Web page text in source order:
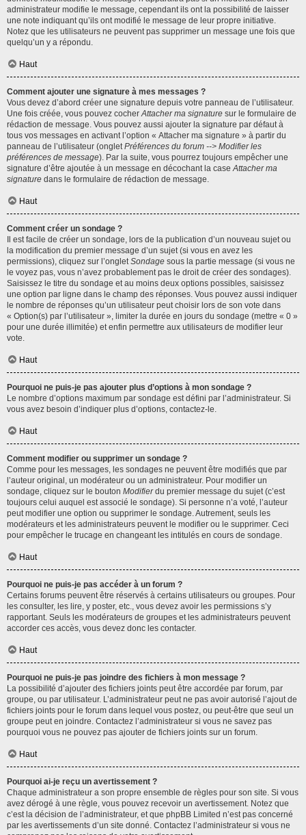
administrateur modifie le message, cependant ils ont la possibilité de laisser
une note indiquant qu’ils ont modifié le message de leur propre initiative.
Notez que les utilisateurs ne peuvent pas supprimer un message une fois que
quelqu’un y a répondu.
Haut
Comment ajouter une signature à mes messages ?
Vous devez d’abord créer une signature depuis votre panneau de l’utilisateur.
Une fois créée, vous pouvez cocherAttacher ma signature sur le formulaire de
rédaction de message. Vous pouvez aussi ajouter la signature par défaut à
tous vos messages en activant l’option « Attacher ma signature » à partir du
panneau de l’utilisateur (ongletPréférences du forum --> Modifier les
préférences de message). Par la suite, vous pourrez toujours empêcher une
signature d’être ajoutée à un message en décochant la caseAttacher ma
signature dans le formulaire de rédaction de message.
Haut
Comment créer un sondage ?
Il est facile de créer un sondage, lors de la publication d’un nouveau sujet ou
la modification du premier message d’un sujet (si vous en avez les
permissions), cliquez sur l’ongletSondage sous la partie message (si vous ne
le voyez pas, vous n’avez probablement pas le droit de créer des sondages).
Saisissez le titre du sondage et au moins deux options possibles, saisissez
une option par ligne dans le champ des réponses. Vous pouvez aussi indiquer
le nombre de réponses qu’un utilisateur peut choisir lors de son vote dans
« Option(s) par l’utilisateur », limiter la durée en jours du sondage (mettre « 0 »
pour une durée illimitée) et enfin permettre aux utilisateurs de modifier leur
vote.
Haut
Pourquoi ne puis-je pas ajouter plus d’options à mon sondage ?
Le nombre d’options maximum par sondage est défini par l’administrateur. Si
vous avez besoin d’indiquer plus d’options, contactez-le.
Haut
Comment modifier ou supprimer un sondage ?
Comme pour les messages, les sondages ne peuvent être modifiés que par
l’auteur original, un modérateur ou un administrateur. Pour modifier un
sondage, cliquez sur le bouton Modifierdu premier message du sujet (c’est
toujours celui auquel est associé le sondage). Si personne n’a voté, l’auteur
peut modifier une option ou supprimer le sondage. Autrement, seuls les
modérateurs et les administrateurs peuvent le modifier ou le supprimer. Ceci
pour empêcher le trucage en changeant les intitulés en cours de sondage.
Haut
Pourquoi ne puis-je pas accéder à un forum ?
Certains forums peuvent être réservés à certains utilisateurs ou groupes. Pour
les consulter, les lire, y poster, etc., vous devez avoir les permissions s’y
rapportant. Seuls les modérateurs de groupes et les administrateurs peuvent
accorder ces accès, vous devez donc les contacter.
Haut
Pourquoi ne puis-je pas joindre des fichiers à mon message ?
La possibilité d’ajouter des fichiers joints peut être accordée par forum, par
groupe, ou par utilisateur. L’administrateur peut ne pas avoir autorisé l’ajout de
fichiers joints pour le forum dans lequel vous postez, ou peut-être que seul un
groupe peut en joindre. Contactez l’administrateur si vous ne savez pas
pourquoi vous ne pouvez pas ajouter de fichiers joints sur un forum.
Haut
Pourquoi ai-je reçu un avertissement ?
Chaque administrateur a son propre ensemble de règles pour son site. Si vous
avez dérogé à une règle, vous pouvez recevoir un avertissement. Notez que
c’est la décision de l’administrateur, et que phpBB Limited n’est pas concerné
par les avertissements d’un site donné. Contactez l’administrateur si vous ne